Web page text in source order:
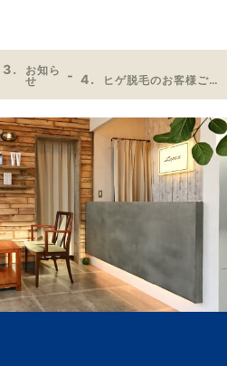
お知ら
せ
ヒゲ脱毛のお客様ご来店🎉